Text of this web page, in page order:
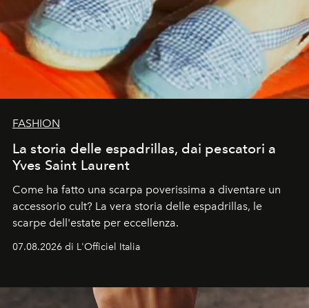
FASHION
La storia delle espadrillas, dai pescatori a
Yves Saint Laurent
Come ha fatto una scarpa poverissima a diventare un
accessorio cult? La vera storia delle espadrillas, le
scarpe dell'estate per eccellenza.
07.08.2026 di L'Officiel Italia